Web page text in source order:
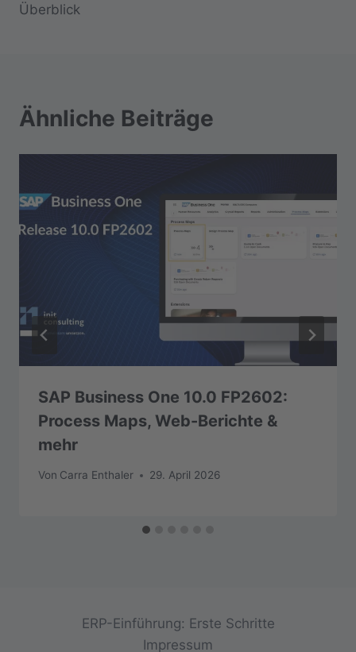
Überblick
Ähnliche Beiträge
SAP Business One 10.0 FP2602:
Process Maps, Web-Berichte &
mehr
Von Carra Enthaler 29. April 2026
ERP-Einführung: Erste Schritte
Impressum